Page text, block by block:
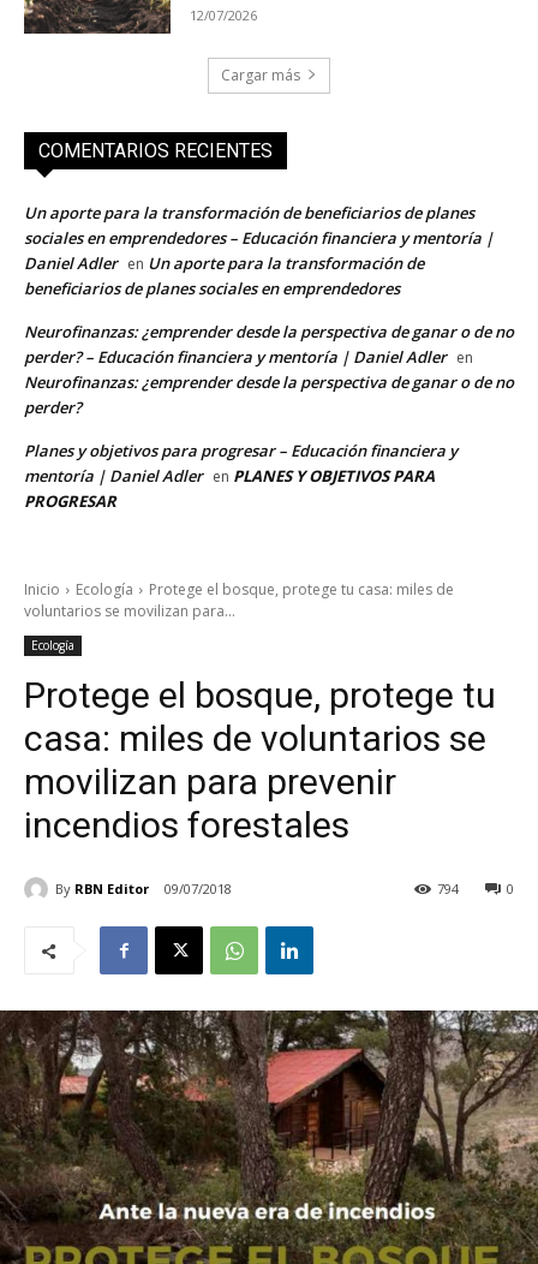
12/07/2026
Cargar más
COMENTARIOS RECIENTES
Un aporte para la transformación de beneficiarios de planes
sociales en emprendedores – Educación financiera y mentoría |
Daniel Adler en Un aporte para la transformación de
beneficiarios de planes sociales en emprendedores
Neurofinanzas: ¿emprender desde la perspectiva de ganar o de no
perder? – Educación financiera y mentoría | Daniel Adler en
Neurofinanzas: ¿emprender desde la perspectiva de ganar o de no
perder?
Planes y objetivos para progresar – Educación financiera y
mentoría | Daniel Adler en PLANES Y OBJETIVOS PARA
PROGRESAR